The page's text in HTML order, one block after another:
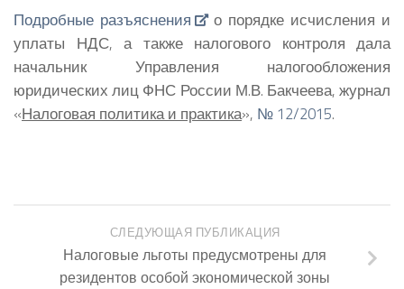
Подробные разъяснения
о порядке исчисления и
уплаты НДС, а также налогового контроля дала
начальник Управления налогообложения
юридических лиц ФНС России М.В. Бакчеева, журнал
«Налоговая политика и практика», № 12/2015.
СЛЕДУЮЩАЯ ПУБЛИКАЦИЯ
Налоговые льготы предусмотрены для
резидентов особой экономической зоны